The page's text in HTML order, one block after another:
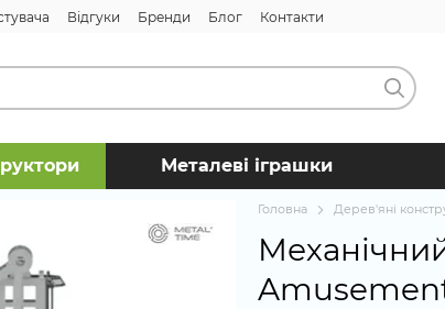
Відгуки Бренди Блог Контакти
Металеві іграшки
Головна Дерев'яні